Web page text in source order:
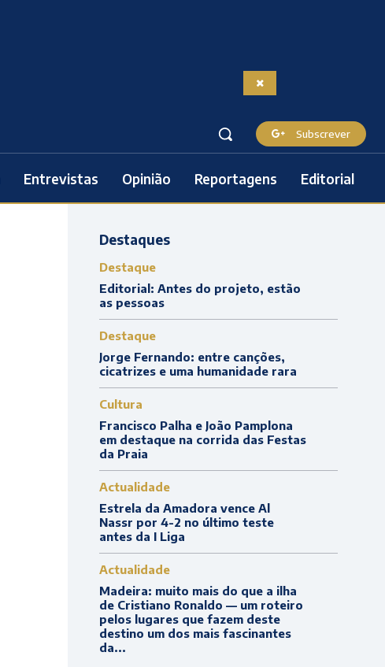
Subscrever
Entrevistas Opinião Reportagens Editorial
Destaques
Destaque
Editorial: Antes do projeto, estão
as pessoas
Destaque
Jorge Fernando: entre canções,
cicatrizes e uma humanidade rara
Cultura
Francisco Palha e João Pamplona
em destaque na corrida das Festas
da Praia
Actualidade
Estrela da Amadora vence Al
Nassr por 4-2 no último teste
antes da I Liga
Actualidade
Madeira: muito mais do que a ilha
de Cristiano Ronaldo — um roteiro
pelos lugares que fazem deste
destino um dos mais fascinantes
da...